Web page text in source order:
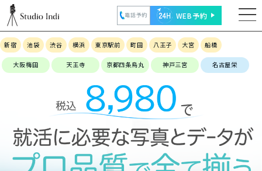
電話予約 WEB予約
新宿 池袋 渋谷 横浜 東京駅前 町田 八王子 大宮 船橋
大阪梅田 天王寺 京都四条烏丸 神戸三宮 名古屋栄